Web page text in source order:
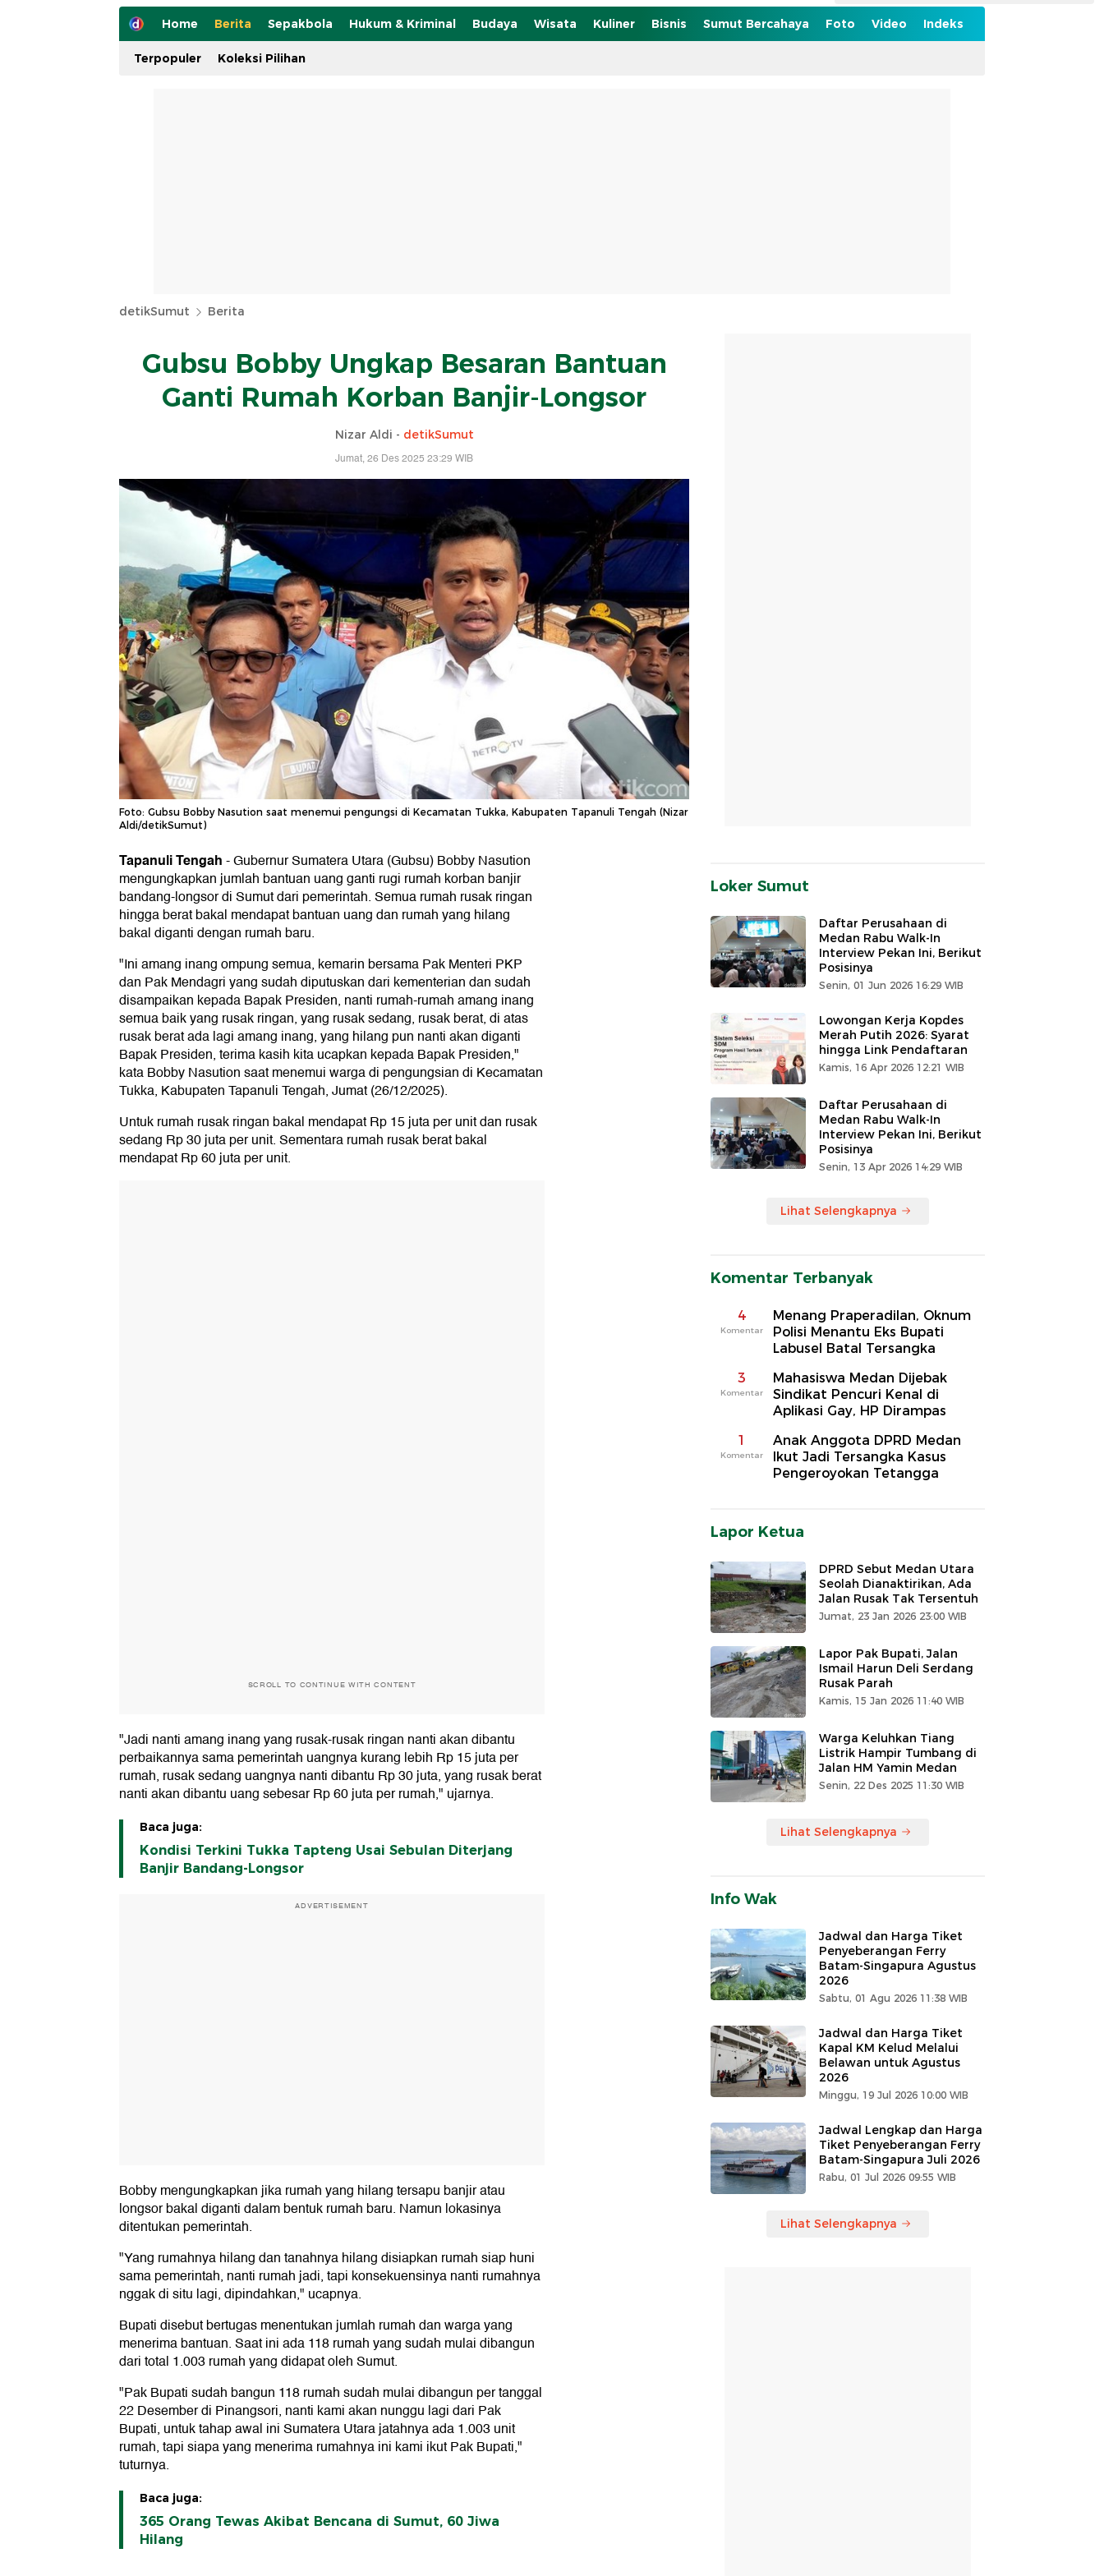
Home Berita Sepakbola Hukum & Kriminal Budaya Wisata Kuliner Bisnis Sumut Bercahaya Foto Video Indeks
Terpopuler Koleksi Pilihan
detikSumut Berita
Gubsu Bobby Ungkap Besaran Bantuan
Ganti Rumah Korban Banjir-Longsor
Nizar Aldi - detikSumut
Jumat, 26 Des 2025 23:29 WIB
Foto: Gubsu Bobby Nasution saat menemui pengungsi di Kecamatan Tukka, Kabupaten Tapanuli Tengah (Nizar
Aldi/detikSumut)
Tapanuli Tengah-Gubernur Sumatera Utara (Gubsu) Bobby Nasution
mengungkapkan jumlah bantuan uang ganti rugi rumah korban banjir
bandang-longsor di Sumut dari pemerintah. Semua rumah rusak ringan
hingga berat bakal mendapat bantuan uang dan rumah yang hilang
bakal diganti dengan rumah baru.
"Ini amang inang ompung semua, kemarin bersama Pak Menteri PKP
dan Pak Mendagri yang sudah diputuskan dari kementerian dan sudah
disampaikan kepada Bapak Presiden, nanti rumah-rumah amang inang
semua baik yang rusak ringan, yang rusak sedang, rusak berat, di atas
rusak berat ada lagi amang inang, yang hilang pun nanti akan diganti
Bapak Presiden, terima kasih kita ucapkan kepada Bapak Presiden,"
kata Bobby Nasution saat menemui warga di pengungsian di Kecamatan
Tukka, Kabupaten Tapanuli Tengah, Jumat (26/12/2025).
Untuk rumah rusak ringan bakal mendapat Rp 15 juta per unit dan rusak
sedang Rp 30 juta per unit. Sementara rumah rusak berat bakal
mendapat Rp 60 juta per unit.
SCROLL TO CONTINUE WITH CONTENT
"Jadi nanti amang inang yang rusak-rusak ringan nanti akan dibantu
perbaikannya sama pemerintah uangnya kurang lebih Rp 15 juta per
rumah, rusak sedang uangnya nanti dibantu Rp 30 juta, yang rusak berat
nanti akan dibantu uang sebesar Rp 60 juta per rumah," ujarnya.
Baca juga:
Kondisi Terkini Tukka Tapteng Usai Sebulan Diterjang
Banjir Bandang-Longsor
ADVERTISEMENT
Bobby mengungkapkan jika rumah yang hilang tersapu banjir atau
longsor bakal diganti dalam bentuk rumah baru. Namun lokasinya
ditentukan pemerintah.
"Yang rumahnya hilang dan tanahnya hilang disiapkan rumah siap huni
sama pemerintah, nanti rumah jadi, tapi konsekuensinya nanti rumahnya
nggak di situ lagi, dipindahkan," ucapnya.
Bupati disebut bertugas menentukan jumlah rumah dan warga yang
menerima bantuan. Saat ini ada 118 rumah yang sudah mulai dibangun
dari total 1.003 rumah yang didapat oleh Sumut.
"Pak Bupati sudah bangun 118 rumah sudah mulai dibangun per tanggal
22 Desember di Pinangsori, nanti kami akan nunggu lagi dari Pak
Bupati, untuk tahap awal ini Sumatera Utara jatahnya ada 1.003 unit
rumah, tapi siapa yang menerima rumahnya ini kami ikut Pak Bupati,"
tuturnya.
Baca juga:
365 Orang Tewas Akibat Bencana di Sumut, 60 Jiwa
Hilang
Loker Sumut
Daftar Perusahaan di
Medan Rabu Walk-In
Interview Pekan Ini, Berikut
Posisinya
Senin, 01 Jun 2026 16:29 WIB
Lowongan Kerja Kopdes
Merah Putih 2026: Syarat
hingga Link Pendaftaran
Kamis, 16 Apr 2026 12:21 WIB
Daftar Perusahaan di
Medan Rabu Walk-In
Interview Pekan Ini, Berikut
Posisinya
Senin, 13 Apr 2026 14:29 WIB
Lihat Selengkapnya
Komentar Terbanyak
4
Komentar
Menang Praperadilan, Oknum
Polisi Menantu Eks Bupati
Labusel Batal Tersangka
3
Komentar
Mahasiswa Medan Dijebak
Sindikat Pencuri Kenal di
Aplikasi Gay, HP Dirampas
1
Komentar
Anak Anggota DPRD Medan
Ikut Jadi Tersangka Kasus
Pengeroyokan Tetangga
Lapor Ketua
DPRD Sebut Medan Utara
Seolah Dianaktirikan, Ada
Jalan Rusak Tak Tersentuh
Jumat, 23 Jan 2026 23:00 WIB
Lapor Pak Bupati, Jalan
Ismail Harun Deli Serdang
Rusak Parah
Kamis, 15 Jan 2026 11:40 WIB
Warga Keluhkan Tiang
Listrik Hampir Tumbang di
Jalan HM Yamin Medan
Senin, 22 Des 2025 11:30 WIB
Lihat Selengkapnya
Info Wak
Jadwal dan Harga Tiket
Penyeberangan Ferry
Batam-Singapura Agustus
2026
Sabtu, 01 Agu 2026 11:38 WIB
Jadwal dan Harga Tiket
Kapal KM Kelud Melalui
Belawan untuk Agustus
2026
Minggu, 19 Jul 2026 10:00 WIB
Jadwal Lengkap dan Harga
Tiket Penyeberangan Ferry
Batam-Singapura Juli 2026
Rabu, 01 Jul 2026 09:55 WIB
Lihat Selengkapnya